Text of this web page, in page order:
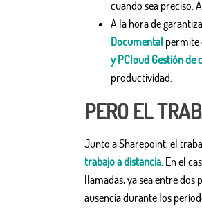
cuando sea preciso.
A la hora de
Documental permite
y PCloud Gestión de
productividad.
PERO EL
Junto a Sharepoint, el
trabajo a distancia. En el
llamadas, ya sea entre dos
ausencia durante los